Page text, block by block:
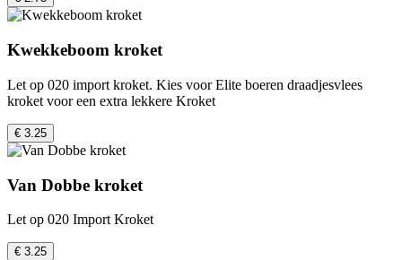
Kwekkeboom kroket
Let op 020 import kroket. Kies voor Elite boeren draadjesvlees
kroket voor een extra lekkere Kroket
€ 3.25
Van Dobbe kroket
Let op 020 Import Kroket
€ 3.25